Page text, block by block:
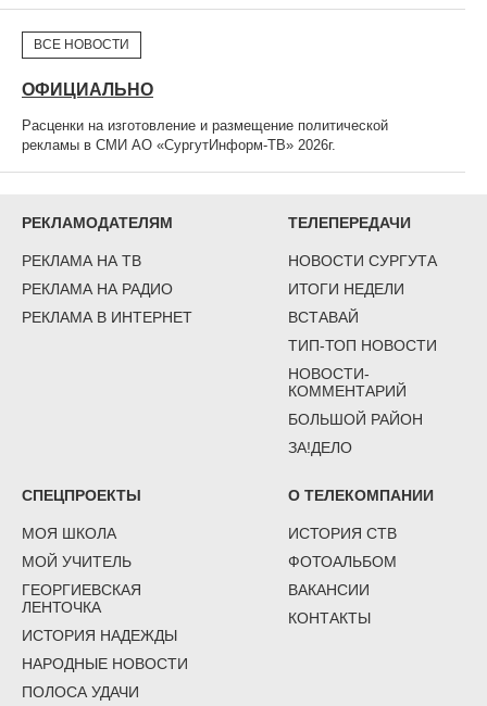
ВСЕ НОВОСТИ
ОФИЦИАЛЬНО
Расценки на изготовление и размещение политической
рекламы в СМИ АО «СургутИнформ-ТВ» 2026г.
РЕКЛАМОДАТЕЛЯМ
РЕКЛАМА НА ТВ
РЕКЛАМА НА РАДИО
РЕКЛАМА В ИНТЕРНЕТ
ТЕЛЕПЕРЕДАЧИ
НОВОСТИ СУРГУТА
ИТОГИ НЕДЕЛИ
ВСТАВАЙ
ТИП-ТОП НОВОСТИ
НОВОСТИ-
КОММЕНТАРИЙ
БОЛЬШОЙ РАЙОН
ЗА!ДЕЛО
СПЕЦПРОЕКТЫ
МОЯ ШКОЛА
МОЙ УЧИТЕЛЬ
ГЕОРГИЕВСКАЯ
ЛЕНТОЧКА
ИСТОРИЯ НАДЕЖДЫ
НАРОДНЫЕ НОВОСТИ
ПОЛОСА УДАЧИ
О ТЕЛЕКОМПАНИИ
ИСТОРИЯ СТВ
ФОТОАЛЬБОМ
ВАКАНСИИ
КОНТАКТЫ